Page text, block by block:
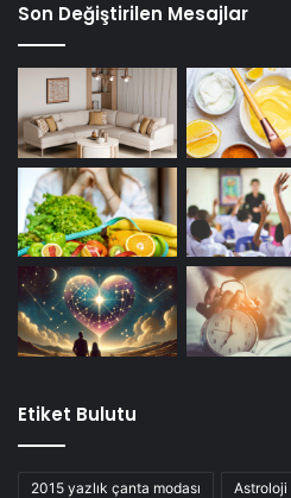
Son Değiştirilen Mesajlar
Etiket Bulutu
2015 yazlık çanta modası Astroloji